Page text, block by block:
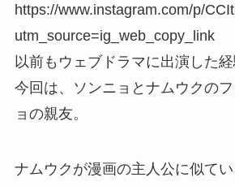
https://www.instagram.com/p/
utm_source=ig_web_copy_link
以前もウェブドラマに出演した経
今回は、ソンニョとナムウクの
ョの親友。
ナムウクが漫画の主人公に似て